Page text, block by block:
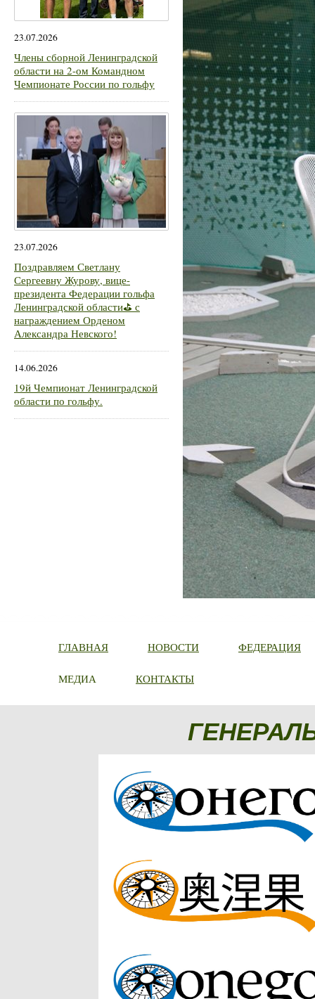
23.07.2026
Члены сборной Ленинградской
области на 2-ом Командном
Чемпионате России по гольфу
23.07.2026
Поздравляем Светлану
Сергеевну Журову, вице-
президента Федерации гольфа
Ленинградской области⛳ с
награждением Орденом
Александра Невского!
14.06.2026
19й Чемпионат Ленинградской
области по гольфу.
ГЛАВНАЯ НОВОСТИ ФЕДЕРАЦИЯ
МЕДИА КОНТАКТЫ